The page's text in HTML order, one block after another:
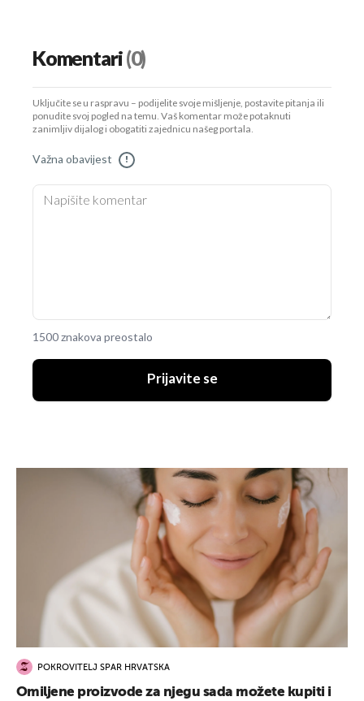
Komentari(0)
Uključite se u raspravu – podijelite svoje mišljenje, postavite pitanja ili
ponudite svoj pogled na temu. Vaš komentar može potaknuti
zanimljiv dijalog i obogatiti zajednicu našeg portala.
Važna obavijest !
1500 znakova preostalo
Prijavite se
POKROVITELJ SPAR HRVATSKA
Omiljene proizvode za njegu sada možete kupiti i